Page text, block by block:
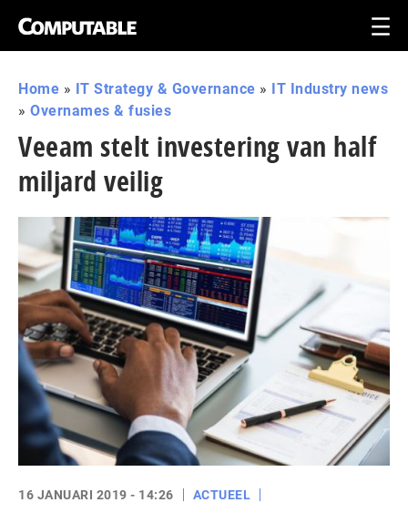
Home » IT Strategy & Governance » IT Industry news
» Overnames & fusies
Veeam stelt investering van half
miljard veilig
16 JANUARI 2019 - 14:26
ACTUEEL